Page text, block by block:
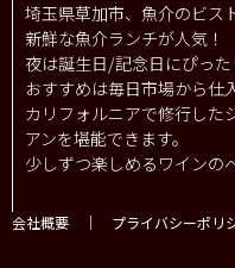
埼玉県草加市、魚介のビス
新鮮な魚介ランチが人気！
夜は誕生日/記念日にぴった
おすすめは毎日市場から仕
カリフォルニアで修行した
アンを堪能できます。
少しずつ楽しめるワインの
会社概要 ｜ プライバシーポリ